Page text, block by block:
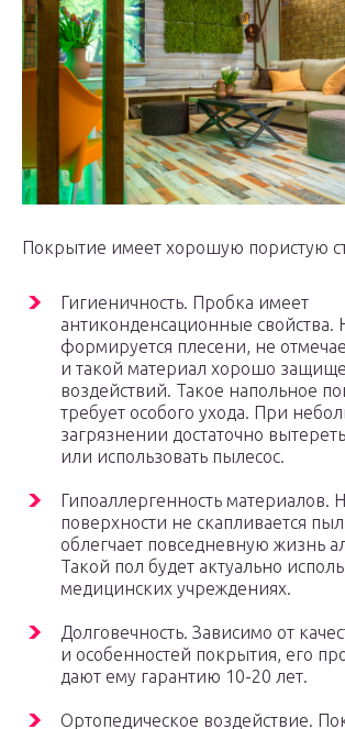
Покрытие имеет хорошую пористую
Гигиеничность. Пробка имеет
антиконденсационные
формируется плесени, не
и такой материал хорошо
воздействий. Такое напольное
требует особого ухода. При
загрязнении достаточно
или использовать пылесос.
Гипоаллергенность материалов.
поверхности не скапливается
облегчает повседневную жизнь
Такой пол будет актуально
медицинских учреждениях.
Долговечность. Зависимо от
и особенностей покрытия, его
дают ему гарантию 10-20 лет.
Ортопедическое воздействие.